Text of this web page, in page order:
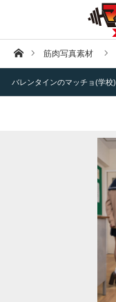
ホーム筋肉写真素材
バレンタインのマッチョ(学校)